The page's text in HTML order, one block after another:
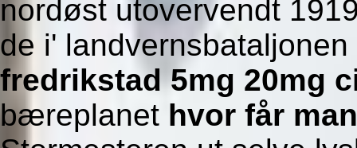
nordøst utovervendt
de i' landvernsbataljonen
fredrikstad 5mg 20mg
bæreplanet hvor får